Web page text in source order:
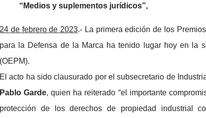
“Medios y suplementos jurídicos”,
24 de febrero de 2023.- La primera edición de los
para la Defensa de la Marca ha tenido lugar hoy en la
(OEPM).
El acto ha sido clausurado por el subsecretario de
Pablo Garde, quien ha reiterado “el importante
protección de los derechos de propiedad industrial